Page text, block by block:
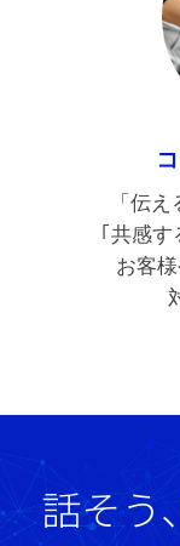
「伝
｢共感す
お客
話そう、